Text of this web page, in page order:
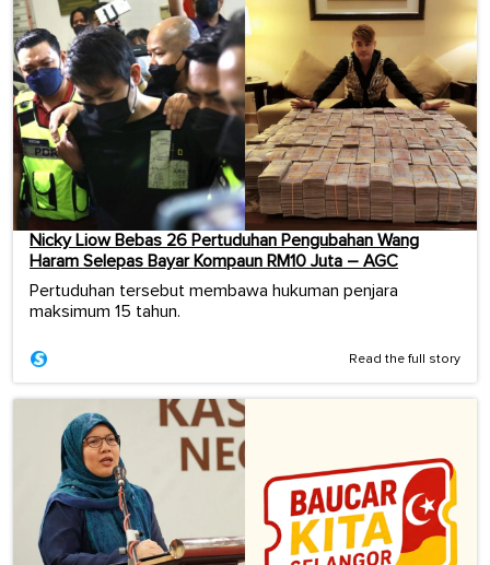
Nicky Liow Bebas 26 Pertuduhan Pengubahan Wang
Haram Selepas Bayar Kompaun RM10 Juta – AGC
Pertuduhan tersebut membawa hukuman penjara
maksimum 15 tahun.
Read the full story